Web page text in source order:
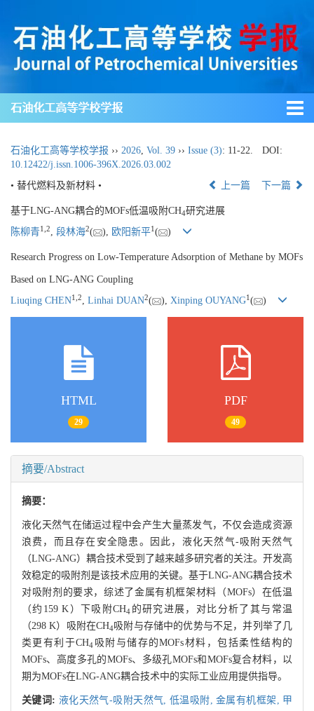
石油化工高等学校学报
石油化工高等学校学报 ›› 2026 Vol. 39 ›› Issue (3): 11-22.
DOI:
10.12422/j.issn.1006-396X.2026.03.002
• 替代燃料及新材料 •
上一篇 下一篇
基于LNG-ANG耦合的MOFs低温吸附CH4研究进展
陈柳青1 2, 段林海2( ), 欧阳新平1 ( )
Research Progress on Low-Temperature Adsorption of Methane by MOFs
Based on LNG-ANG Coupling
Liuqing CHEN1 2, Linhai DUAN2( ), Xinping OUYANG1 ( )
HTML
29
PDF
49
摘要/Abstract
摘要：
液化天然气在储运过程中会产生大量蒸发气，不仅会造成资源
浪费，而且存在安全隐患。因此，液化天然气-吸附天然气
（LNG-ANG）耦合技术受到了越来越多研究者的关注。开发高
效稳定的吸附剂是该技术应用的关键。基于LNG-ANG耦合技术
对吸附剂的要求，综述了金属有机框架材料（MOFs）在低温
（约159 K）下吸附CH4 的研究进展，对比分析了其与常温
（298 K）吸附在CH4吸附与存储中的优势与不足，并列举了几
类更有利于CH4 吸附与储存的MOFs材料，包括柔性结构的
MOFs、高度多孔的MOFs、多级孔MOFs和MOFs复合材料，以
期为MOFs在LNG-ANG耦合技术中的实际工业应用提供指导。
关键词: 液化天然气-吸附天然气, 低温吸附,金属有机框架, 甲